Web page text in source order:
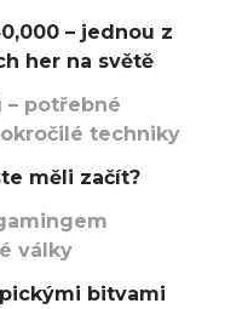
– jednou z
her na světě
– potřebné
techniky
měli začít?
války
bitvami